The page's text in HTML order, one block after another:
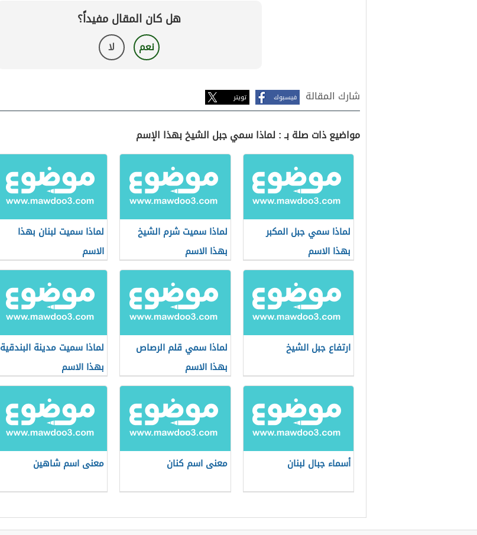
هل كان المقال مفيداً؟
نعم لا
شارك المقالة فيسبوك تويتر
مواضيع ذات صلة بـ : لماذا سمي جبل الشيخ بهذا الإسم
لماذا سمي جبل المكبر
بهذا الاسم
لماذا سميت شرم الشيخ
بهذا الاسم
لماذا سميت لبنان بهذا
الاسم
ارتفاع جبل الشيخ
لماذا سمي قلم الرصاص
بهذا الاسم
لماذا سميت مدينة البندقية
بهذا الاسم
أسماء جبال لبنان معنى اسم كنان معنى اسم شاهين